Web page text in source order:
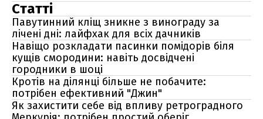
Статті
Павутинний кліщ зникне з винограду за
лічені дні: лайфхак для всіх дачників
Навіщо розкладати пасинки помідорів біля
кущів смородини: навіть досвідчені
городники в шоці
Кротів на ділянці більше не побачите:
потрібен ефективний "Джин"
Як захистити себе від впливу ретроградного